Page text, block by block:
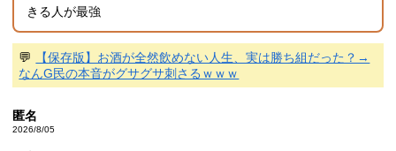
きる人が最強
💬
【保存版】お酒が全然飲めない人生、実は勝ち組だった？→
なんG民の本音がグサグサ刺さるｗｗｗ
匿名
2026/8/05